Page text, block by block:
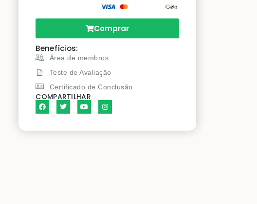
Comprar
Benefícios:
Área de membros
Teste de Avaliação
Certificado de Conclusão
COMPARTILHAR